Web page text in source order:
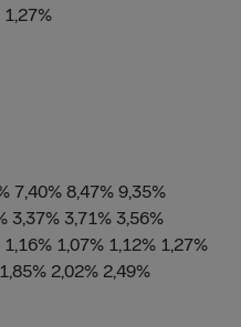
1,27%
7,40% 8,47% 9,35%
3,37% 3,71% 3,56%
1,07% 1,12% 1,27%
2,02% 2,49%